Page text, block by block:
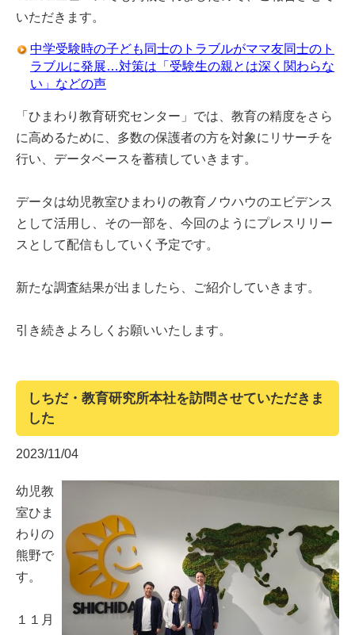
いただきます。
中学受験時の子ども同士のトラブルがママ友同士のト
ラブルに発展…対策は「受験生の親とは深く関わらな
い」などの声
「ひまわり教育研究センター」では、教育の精度をさら
に高めるために、多数の保護者の方を対象にリサーチを
行い、データベースを蓄積していきます。
データは幼児教室ひまわりの教育ノウハウのエビデンス
として活用し、その一部を、今回のようにプレスリリー
スとして配信もしていく予定です。
新たな調査結果が出ましたら、ご紹介していきます。
引き続きよろしくお願いいたします。
しちだ・教育研究所本社を訪問させていただきま
した
2023/11/04
幼児教
室ひま
わりの
熊野で
す。
１１月